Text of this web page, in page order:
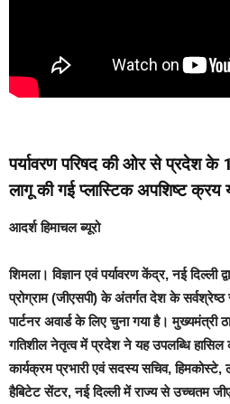
पर्यावरण परिषद की ओर से प्रदेश के
लागू की गई प्लास्टिक अपशिष्ट क्रय
आदर्श हिमाचल ब्यूरो
शिमला। विज्ञान एवं पर्यावरण केंद्र, नई दिल्ली
प्रोग्राम (जीएसपी) के अंतर्गत देश के सर्वश्रेष्ठ
पार्टनर अवार्ड के लिए चुना गया है।
गतिशील नेतृत्व में प्रदेश ने यह उपलब्धि हासिल
कार्यक्रम प्रभारी एवं सदस्य सचिव,
हैबिटेट सेंटर, नई दिल्ली में राज्य से उच्चतम